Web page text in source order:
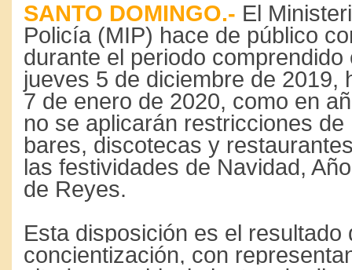
SANTO DOMINGO.- El
Policía (MIP) hace de público
durante el periodo
jueves 5 de diciembre de 2019,
7 de enero de 2020, como en
no se aplicarán restricciones de
bares, discotecas y
las festividades de Navidad,
de Reyes.
Esta disposición es el resultado
concientización, con